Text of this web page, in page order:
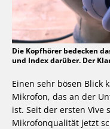
Die Kopfhörer bedecken
und Index darüber. Der
Einen sehr bösen Blick
Mikrofon, das an der
ist. Seit der ersten Vive
Mikrofonqualität jetzt